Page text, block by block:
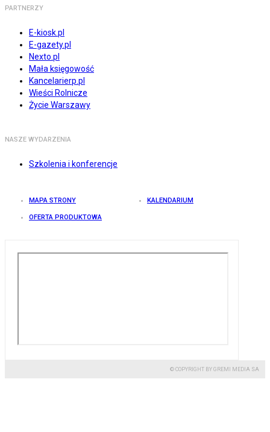
PARTNERZY
E-kiosk.pl
E-gazety.pl
Nexto.pl
Mała księgowość
Kancelarierp.pl
Wieści Rolnicze
Życie Warszawy
NASZE WYDARZENIA
Szkolenia i konferencje
MAPA STRONY KALENDARIUM
OFERTA PRODUKTOWA
© COPYRIGHT BY GREMI MEDIA SA